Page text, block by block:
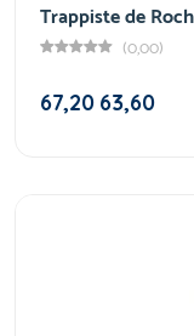
Trappiste de
(0,00)
67,20 63,60